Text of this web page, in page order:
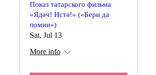
Показ татарского фильма
«Ядәч! Истә!» («Бери да
помни»)
Sat, Jul 13
More info